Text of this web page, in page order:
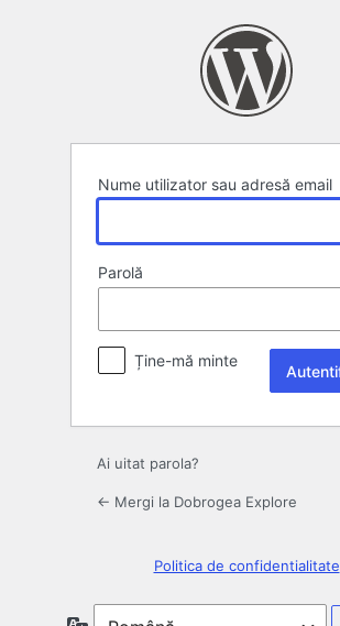
Nume utilizator sau adresă email
Parolă
Ține-mă minte
Ai uitat parola?
← Mergi la Dobrogea Explore
Politica de confidentialitate